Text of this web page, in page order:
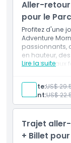
Politique
Plan
Aller-retour
pour le
Profitez d'une
Adventure
passionnants,
en hauteur,
adaptées aux
Lire la suite
Entrée à :
Adulte:US$
Enfant:US$
Trajet
+ Billet